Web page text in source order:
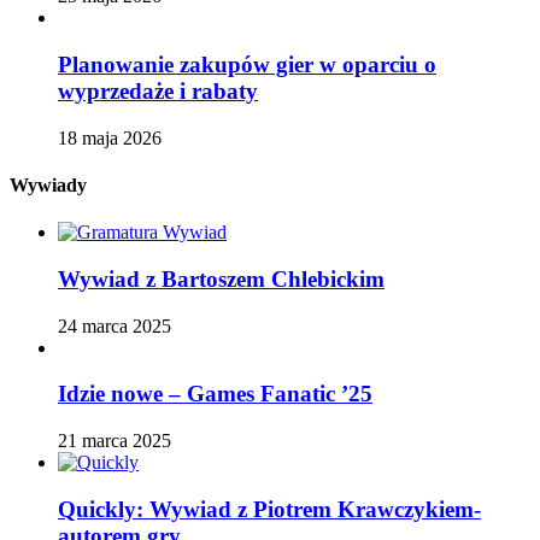
Planowanie zakupów gier w oparciu o
wyprzedaże i rabaty
18 maja 2026
Wywiady
Wywiad z Bartoszem Chlebickim
24 marca 2025
Idzie nowe – Games Fanatic ’25
21 marca 2025
Quickly: Wywiad z Piotrem Krawczykiem-